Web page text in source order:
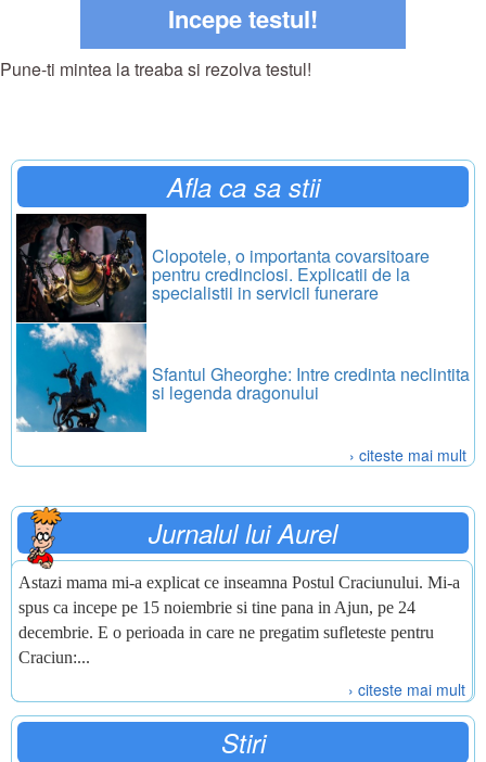
Incepe testul!
Pune-ti mintea la treaba si rezolva testul!
Afla ca sa stii
Clopotele, o importanta covarsitoare
pentru credinciosi. Explicatii de la
specialistii in servicii funerare
Sfantul Gheorghe: Intre credinta neclintita
si legenda dragonului
› citeste mai mult
Jurnalul lui Aurel
Astazi mama mi-a explicat ce inseamna Postul Craciunului. Mi-a
spus ca incepe pe 15 noiembrie si tine pana in Ajun, pe 24
decembrie. E o perioada in care ne pregatim sufleteste pentru
Craciun:...
› citeste mai mult
Stiri